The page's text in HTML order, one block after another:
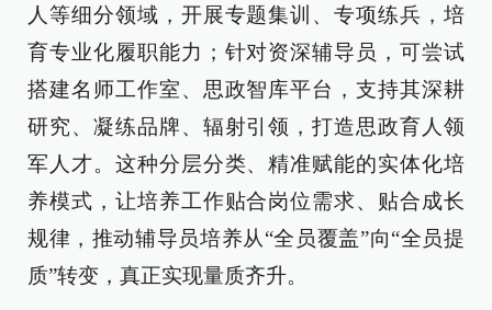
人等细分领域，开展专题集训、专项练兵，培
育专业化履职能力；针对资深辅导员，可尝试
搭建名师工作室、思政智库平台，支持其深耕
研究、凝练品牌、辐射引领，打造思政育人领
军人才。这种分层分类、精准赋能的实体化培
养模式，让培养工作贴合岗位需求、贴合成长
规律，推动辅导员培养从“全员覆盖”向“全员提
质”转变，真正实现量质齐升。